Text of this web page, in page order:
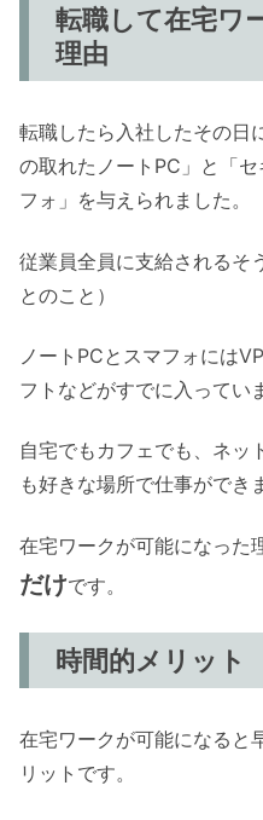
転職して在宅ワ
理由
転職したら入社したその日
の取れたノートPC」と「
フォ」を与えられました。
従業員全員に支給されるそ
とのこと）
ノートPCとスマフォには
フトなどがすでに入ってい
自宅でもカフェでも、ネッ
も好きな場所で仕事ができ
在宅ワークが可能になった
だけです。
時間的メリット
在宅ワークが可能になると
リットです。